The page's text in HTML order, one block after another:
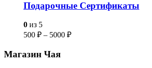
Подарочные Сертификаты
0 из 5
500 ₽ – 5000 ₽
Магазин Чая